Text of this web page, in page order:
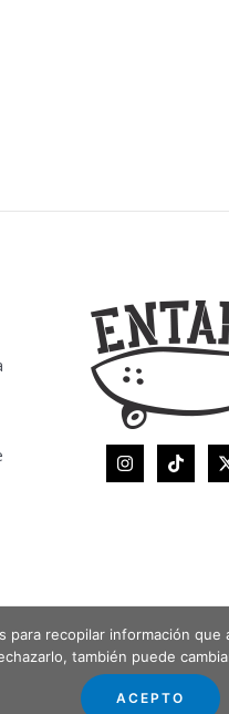
en Madrid
recopilar información
también puede
ACEPTO